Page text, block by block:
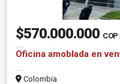
$570.000.000 COP
Oficina amoblada en
Colombia